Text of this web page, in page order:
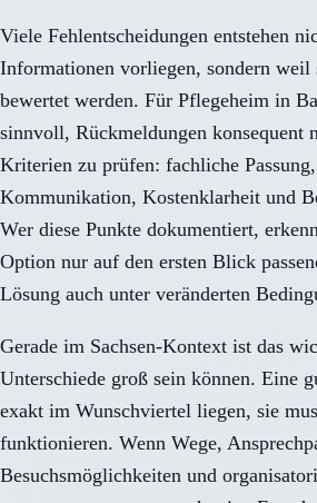
Viele Fehlentscheidungen entstehen
Informationen vorliegen, sondern weil
bewertet werden. Für Pflegeheim in
sinnvoll, Rückmeldungen konsequent
Kriterien zu prüfen: fachliche
Kommunikation, Kostenklarheit und
Wer diese Punkte dokumentiert,
Option nur auf den ersten Blick
Lösung auch unter veränderten
Gerade im Sachsen-Kontext ist das
Unterschiede groß sein können. Eine
exakt im Wunschviertel liegen, sie
funktionieren. Wenn Wege,
Besuchsmöglichkeiten und